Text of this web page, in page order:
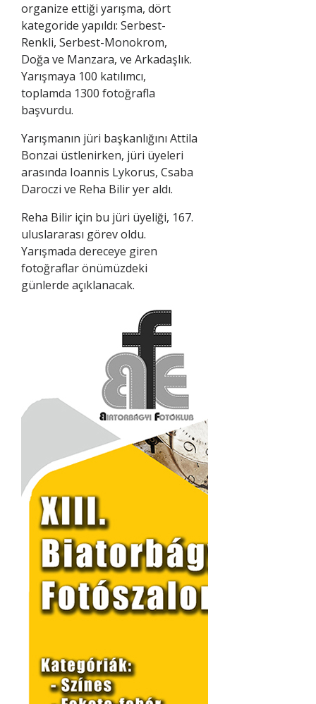
organize ettiği yarışma, dört
kategoride yapıldı: Serbest-
Renkli, Serbest-Monokrom,
Doğa ve Manzara, ve Arkadaşlık.
Yarışmaya 100 katılımcı,
toplamda 1300 fotoğrafla
başvurdu.
Yarışmanın jüri başkanlığını Attila
Bonzai üstlenirken, jüri üyeleri
arasında Ioannis Lykorus, Csaba
Daroczi ve Reha Bilir yer aldı.
Reha Bilir için bu jüri üyeliği, 167.
uluslararası görev oldu.
Yarışmada dereceye giren
fotoğraflar önümüzdeki
günlerde açıklanacak.